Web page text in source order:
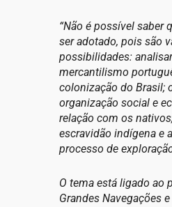
“Não é possível saber
ser adotado, pois são
possibilidades:
mercantilismo
colonização do Brasil;
organização social e
relação com os
escravidão indígena e
processo de
O tema está ligado ao
Grandes Navegações